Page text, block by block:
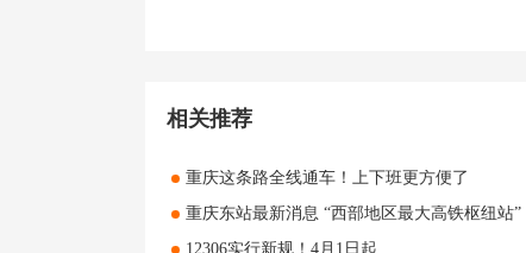
相关推荐
重庆这条路全线通车！上下班更方便了
重庆东站最新消息 “西部地区最大高铁枢纽站”
12306实行新规！4月1日起